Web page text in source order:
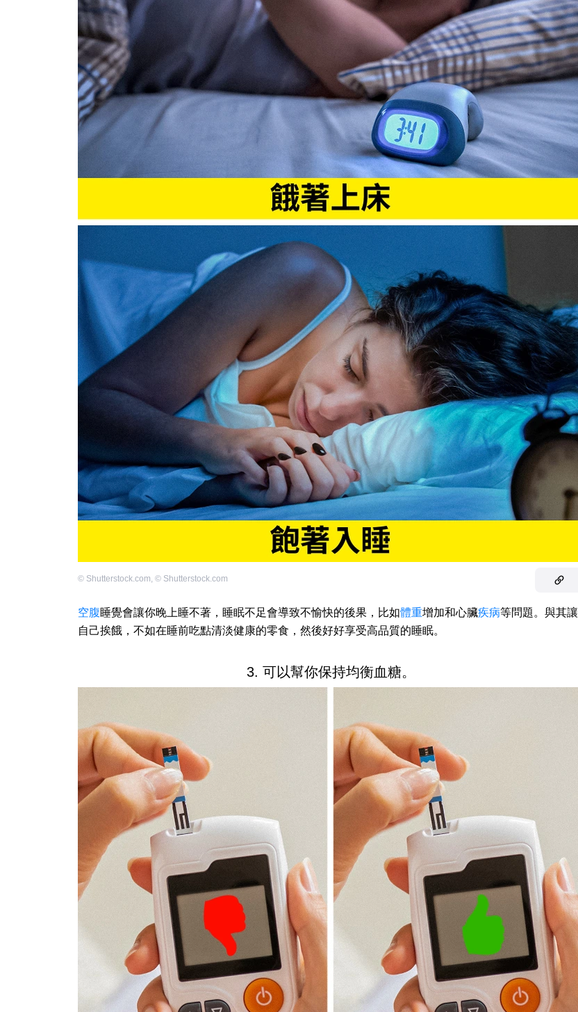
© Shutterstock.com, © Shutterstock.com
空腹睡覺會讓你晚上睡不著，睡眠不足會導致不愉快的後果，比如體重增加和心臟疾病等問題。與其讓
自己挨餓，不如在睡前吃點清淡健康的零食，然後好好享受高品質的睡眠。
3. 可以幫你保持均衡血糖。